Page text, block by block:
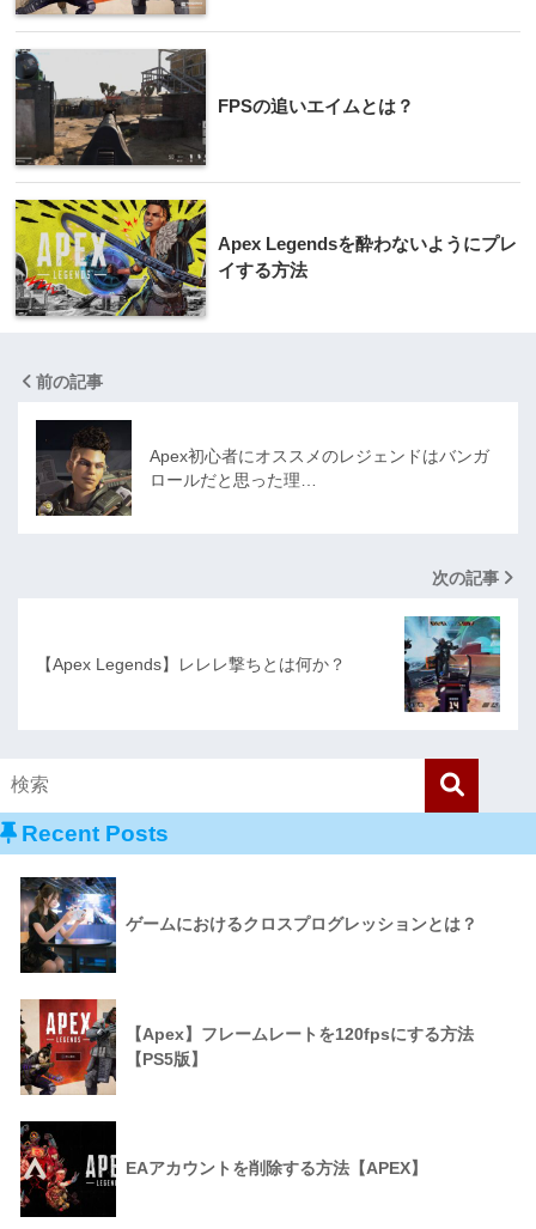
FPSの追いエイムとは？
Apex Legendsを酔わないようにプレ
イする方法
前の記事
Apex初心者にオススメのレジェンドはバンガ
ロールだと思った理…
次の記事
【Apex Legends】レレレ撃ちとは何か？
Recent Posts
ゲームにおけるクロスプログレッションとは？
【Apex】フレームレートを120fpsにする方法
【PS5版】
EAアカウントを削除する方法【APEX】